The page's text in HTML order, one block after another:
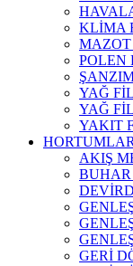
KLİMA
MAZOT
POLEN
YAĞ
YAĞ
YAKIT
AKIŞ
GERİ